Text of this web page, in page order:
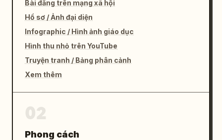
Bài đăng trên mạng xã hội
Hồ sơ / Ảnh đại diện
Infographic / Hình ảnh giáo dục
Hình thu nhỏ trên YouTube
Truyện tranh / Bảng phân cảnh
Xem thêm
Phong cách